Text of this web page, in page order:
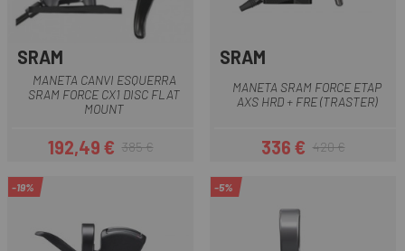
SRAM
MANETA CANVI ESQUERRA
SRAM FORCE CX1 DISC FLAT
MOUNT
Preu
192,49 €Preu regular
385 €
SRAM
MANETA SRAM FORCE ETAP
AXS HRD + FRE (TRASTER)
Preu
336 €Preu regular
420 €
-19% -5%